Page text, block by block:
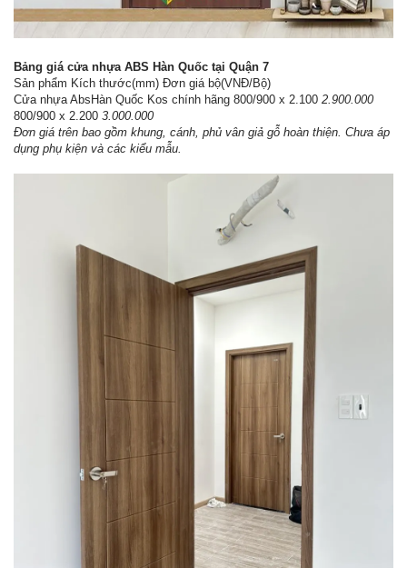
Bảng giá cửa nhựa ABS Hàn Quốc tại Quận 7
Sản phẩm Kích thước(mm) Đơn giá bộ(VNĐ/Bộ)
Cửa nhựa AbsHàn Quốc Kos chính hãng 800/900 x 2.100 2.900.000
800/900 x 2.200 3.000.000
Đơn giá trên bao gồm khung, cánh, phủ vân giả gỗ hoàn thiện. Chưa áp
dụng phụ kiện và các kiểu mẫu.